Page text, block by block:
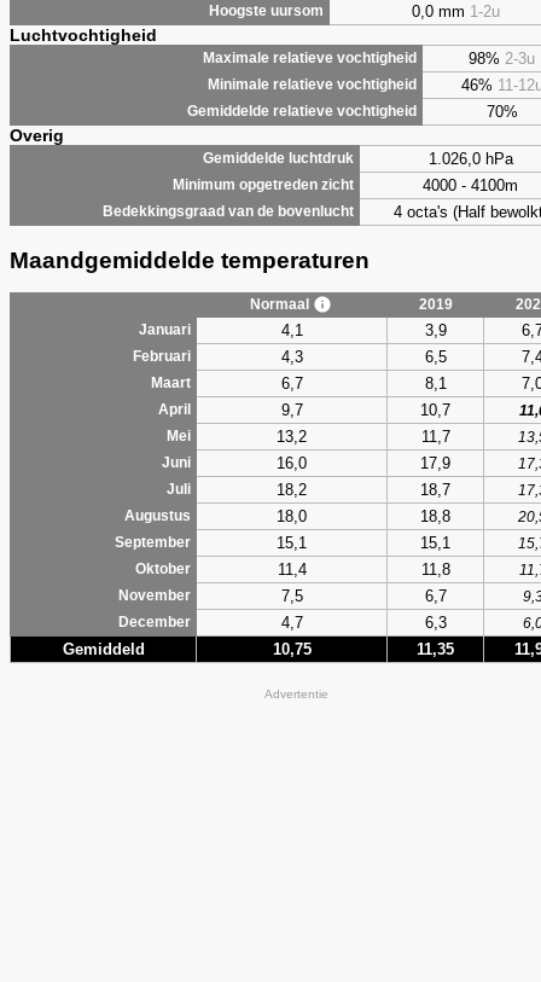
Hoogste uursom 0,0 mm 1-2u
Luchtvochtigheid
Maximale relatieve vochtigheid 98% 2-3u
Minimale relatieve vochtigheid 46% 11-
Gemiddelde relatieve vochtigheid 70%
Overig
Gemiddelde luchtdruk 1.026,0 hPa
Minimum opgetreden zicht 4000 - 4100m
Bedekkingsgraad van de bovenlucht 4 octa's (Half
Maandgemiddelde temperaturen
Normaal 2019
Januari
4,1 3,9
Februari 4,3 6,5
Maart 6,7 8,1
April 9,7 10,7
Mei
13,2 11,7
Juni
16,0 17,9
Juli
18,2 18,7
Augustus
18,0 18,8
September
15,1 15,1
Oktober
11,4 11,8
November
7,5 6,7
December
4,7 6,3
Gemiddeld 10,75 11,35
Advertentie